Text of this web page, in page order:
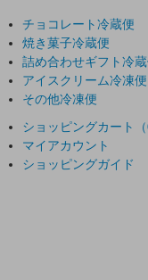
チョコレート冷蔵便
焼き菓子冷蔵便
詰め合わせギフト冷
アイスクリーム冷凍便
その他冷凍便
ショッピングカート（
マイアカウント
ショッピングガイド